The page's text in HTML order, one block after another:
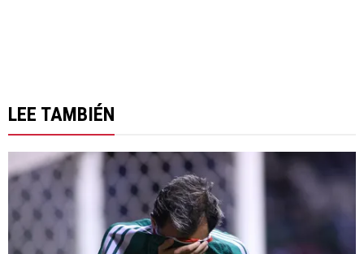
LEE TAMBIÉN